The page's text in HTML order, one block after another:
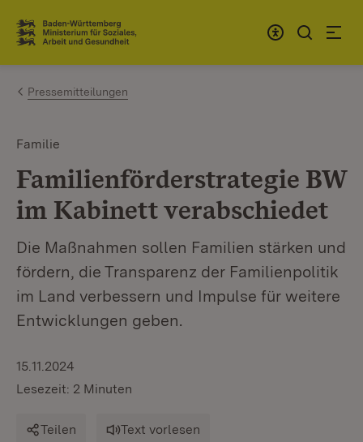
Zum Inhalt springen
Link zur Startseite
Pressemitteilungen
Familie
Familienförderstrategie BW
im Kabinett verabschiedet
Die Maßnahmen sollen Familien stärken und
fördern, die Transparenz der Familienpolitik
im Land verbessern und Impulse für weitere
Entwicklungen geben.
15.11.2024
Lesezeit: 2 Minuten
Teilen Text vorlesen